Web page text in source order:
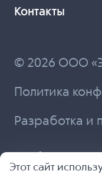
Контакты
© 2026 ООО
Политика
Разработка и
Этот сайт